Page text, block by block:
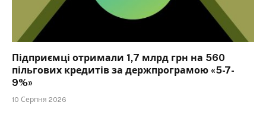
Підприємці отримали 1,7 млрд грн на 560
пільгових кредитів за держпрограмою «5-7-
9%»
10 Серпня 2026